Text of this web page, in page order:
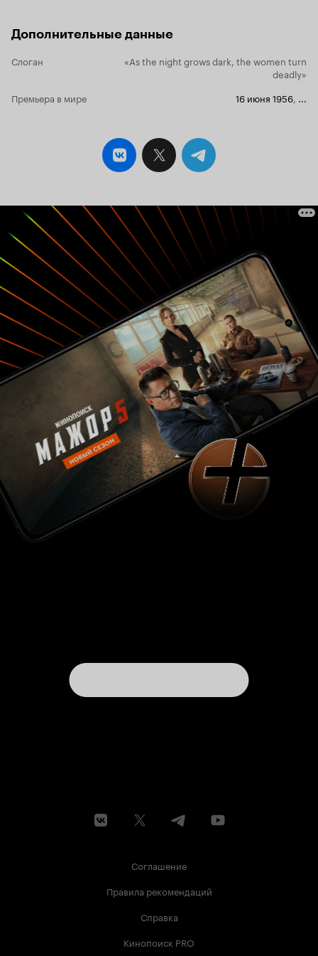
Дополнительные данные
Слоган
«As the night grows dark, the women turn
deadly»
Премьера в мире
16 июня 1956
Соглашение
Правила рекомендаций
Справка
Кинопоиск PRO